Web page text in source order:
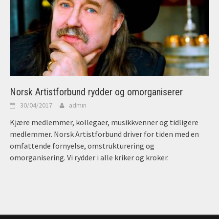
Norsk Artistforbund rydder og omorganiserer
30/04/2017 admin
Kjære medlemmer, kollegaer, musikkvenner og tidligere
medlemmer. Norsk Artistforbund driver for tiden med en
omfattende fornyelse, omstrukturering og
omorganisering. Vi rydder i alle kriker og kroker.